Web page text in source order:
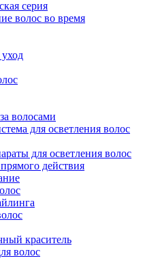
серия
волос во время
волосами
для осветления волос
для осветления волос
действия
краситель
волос